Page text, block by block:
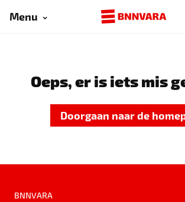
Menu
Oeps, er is iets mis
Doorgaan naar de
BNNVARA